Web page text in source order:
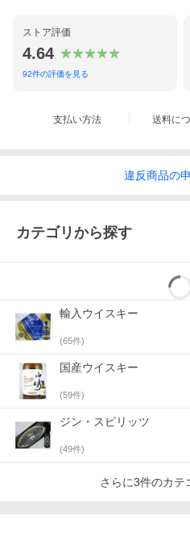
ストア評価
4.64
92件の評価を見る
支払い方法 送料に
違反商品の
カテゴリから探す
輸入ウイスキー
(65件)
国産ウイスキー
(59件)
ジン・スピリッツ
(49件)
さらに3件のカテ